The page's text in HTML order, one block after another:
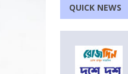
QUICK NEWS